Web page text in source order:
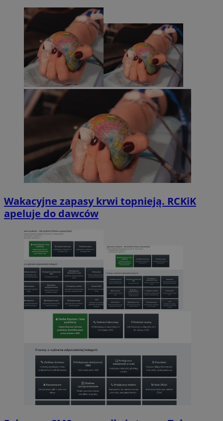
Wakacyjne zapasy krwi topnieją. RCKiK
apeluje do dawców